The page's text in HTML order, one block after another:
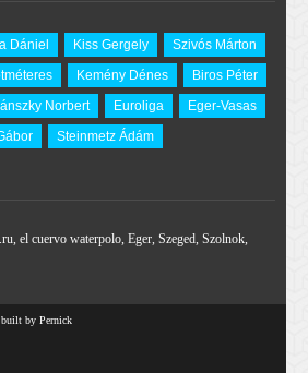
Dániel Kiss Gergely
Szivós Márton
Kemény Dénes
Biros Péter
Norbert Euroliga
Eger-Vasas
Steinmetz Ádám
, el cuervo waterpolo, Eger, Szeged, Szolnok,
by Pernick